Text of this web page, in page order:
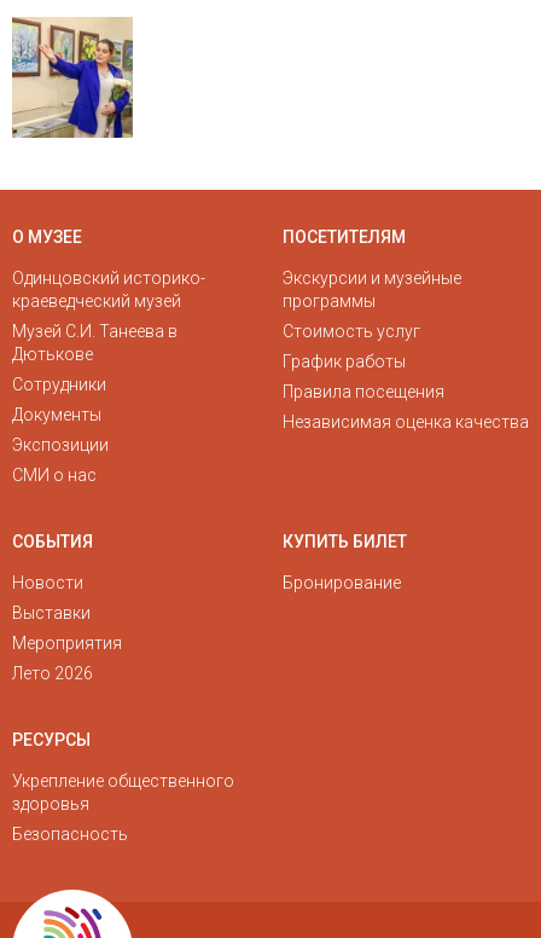
О МУЗЕЕ
Одинцовский историко-
краеведческий музей
Музей С.И. Танеева в
Дютькове
Сотрудники
Документы
Экспозиции
СМИ о нас
ПОСЕТИТЕЛЯМ
Экскурсии и музейные
программы
Стоимость услуг
График работы
Правила посещения
Независимая оценка качества
СОБЫТИЯ
Новости
Выставки
Мероприятия
Лето 2026
КУПИТЬ БИЛЕТ
Бронирование
РЕСУРСЫ
Укрепление общественного
здоровья
Безопасность